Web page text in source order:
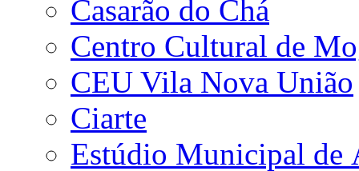
Casarão do Chá
Centro Cultural de
CEU Vila Nova União
Ciarte
Estúdio Municipal de